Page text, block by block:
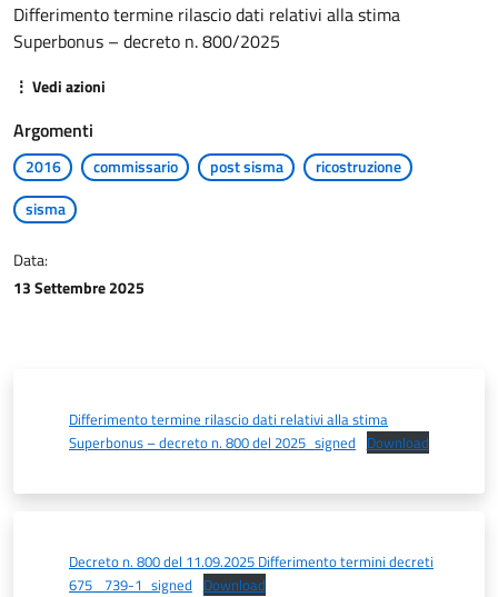
AGGIORNAMENTO PROFESSIONALE
Differimento termine rilascio dati relativi alla stima
Superbonus – decreto n. 800/2025
⋮ Vedi azioni
Argomenti
2016 commissario post sisma
ricostruzione
sisma
Data:
13 Settembre 2025
Differimento termine rilascio dati relativi alla stima
Superbonus – decreto n. 800 del 2025_signed Download
Decreto n. 800 del 11.09.2025 Differimento termini decreti
675 _739-1_signed Download